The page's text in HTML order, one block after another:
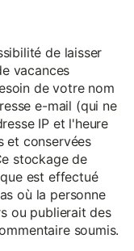
de laisser
vacances
de votre nom
e-mail (qui ne
IP et l'heure
et conservées
stockage de
est effectué
où la personne
ou publierait des
soumis.